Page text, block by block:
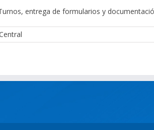
entrega de formularios y